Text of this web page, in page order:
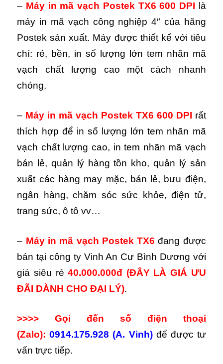
– Máy in mã vạch Postek TX6 600 DPI là
máy in mã vạch công nghiệp 4″ của hãng
Postek sản xuất. Máy được thiết kế với tiêu
chí: rẻ, bền, in số lượng lớn tem nhãn mã
vạch chất lượng cao một cách nhanh
chóng.
– Máy in mã vạch Postek TX6 600 DPI rất
thích hợp để in số lượng lớn tem nhãn mã
vạch chất lượng cao, in tem nhãn mã vạch
bán lẻ, quản lý hàng tồn kho, quản lý sản
xuất các hàng may mặc, bán lẻ, bưu điện,
ngân hàng, chăm sóc sức khỏe, điện tử,
trang sức, ô tô vv…
– Máy in mã vạch Postek TX6đang được
bán tại công ty Vinh An Cư Bình Dương với
giá siêu rẻ40.000.000đ (ĐÂY LÀ GIÁ ƯU
ĐÃI DÀNH CHO ĐẠI LÝ).
>>>> Gọi đến số điện thoại
(Zalo): 0914.175.928 (A. Vinh)để được tư
vấn trực tiếp.